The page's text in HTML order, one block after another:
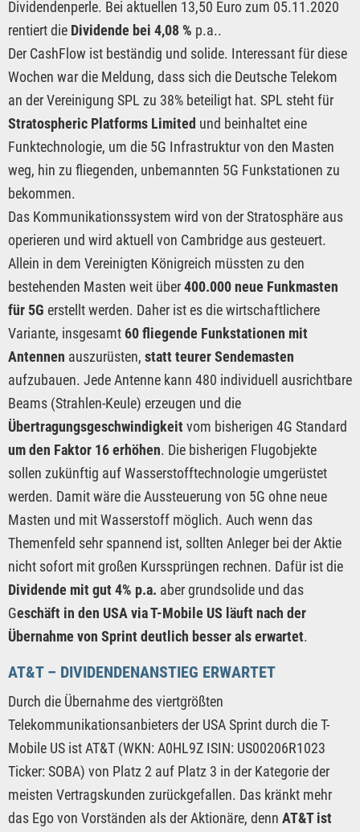
Dividendenperle. Bei aktuellen 13,50 Euro zum 05.11.2020
rentiert die Dividende bei 4,08 % p.a..
Der CashFlow ist beständig und solide. Interessant für diese
Wochen war die Meldung, dass sich die Deutsche Telekom
an der Vereinigung SPL zu 38% beteiligt hat. SPL steht für
Stratospheric Platforms Limited und beinhaltet eine
Funktechnologie, um die 5G Infrastruktur von den Masten
weg, hin zu fliegenden, unbemannten 5G Funkstationen zu
bekommen.
Das Kommunikationssystem wird von der Stratosphäre aus
operieren und wird aktuell von Cambridge aus gesteuert.
Allein in dem Vereinigten Königreich müssten zu den
bestehenden Masten weit über400.000 neue Funkmasten
für 5G erstellt werden. Daher ist es die wirtschaftlichere
Variante, insgesamt 60 fliegende Funkstationen mit
Antennen auszurüsten, statt teurer Sendemasten
aufzubauen. Jede Antenne kann 480 individuell ausrichtbare
Beams (Strahlen-Keule) erzeugen und die
Übertragungsgeschwindigkeitvom bisherigen 4G Standard
um den Faktor 16 erhöhen. Die bisherigen Flugobjekte
sollen zukünftig auf Wasserstofftechnologie umgerüstet
werden. Damit wäre die Aussteuerung von 5G ohne neue
Masten und mit Wasserstoff möglich. Auch wenn das
Themenfeld sehr spannend ist, sollten Anleger bei der Aktie
nicht sofort mit großen Kurssprüngen rechnen. Dafür ist die
Dividende mit gut 4% p.a. aber grundsolide und das
Geschäft in den USA via T-Mobile US läuft nach der
Übernahme von Sprint deutlich besser als erwartet.
AT&T – DIVIDENDENANSTIEG ERWARTET
Durch die Übernahme des viertgrößten
Telekommunikationsanbieters der USA Sprint durch die T-
Mobile US ist AT&T (WKN: A0HL9Z ISIN: US00206R1023
Ticker: SOBA) von Platz 2 auf Platz 3 in der Kategorie der
meisten Vertragskunden zurückgefallen. Das kränkt mehr
das Ego von Vorständen als der Aktionäre, denn AT&T ist